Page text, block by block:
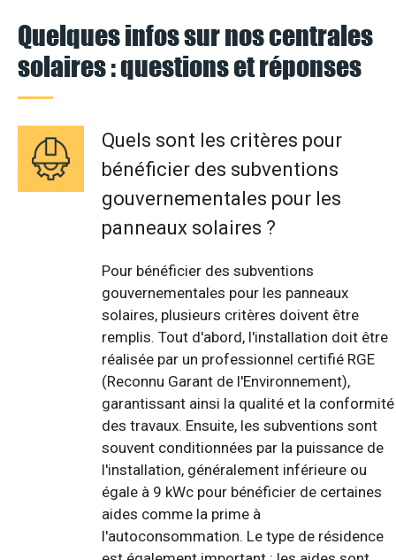
Quelques infos sur nos centrales
solaires : questions et réponses
Quels sont les critères pour
bénéficier des subventions
gouvernementales pour les
panneaux solaires ?
Pour bénéficier des subventions
gouvernementales pour les panneaux
solaires, plusieurs critères doivent être
remplis. Tout d'abord, l'installation doit être
réalisée par un professionnel certifié RGE
(Reconnu Garant de l'Environnement),
garantissant ainsi la qualité et la conformité
des travaux. Ensuite, les subventions sont
souvent conditionnées par la puissance de
l'installation, généralement inférieure ou
égale à 9 kWc pour bénéficier de certaines
aides comme la prime à
l'autoconsommation. Le type de résidence